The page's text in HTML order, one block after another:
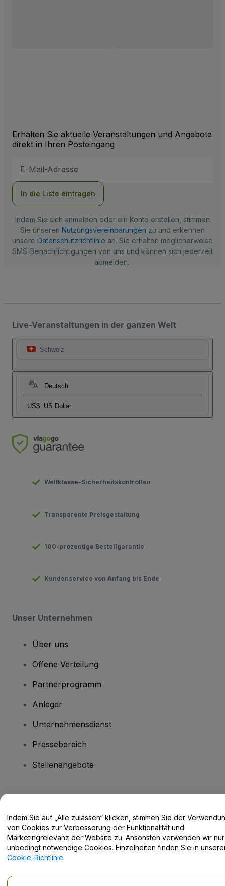
Erhalten Sie aktuelle Veranstaltungen und Angebote
direkt in Ihren Posteingang
Mail-
In die Liste eintragen
Indem Sie sich anmelden oder ein Konto erstellen, stimmen
Sie unseren Nutzungsvereinbarungen zu und erkennen
unsere Datenschutzrichtlinie an. Sie erhalten möglicherweise
SMS-Benachrichtigungen von uns und können sich jederzeit
abmelden.
Live-Veranstaltungen in der ganzen Welt
Schweiz
Deutsch
US$ US Dollar
Weltklasse-Sicherheitskontrollen
Transparente Preisgestaltung
100-prozentige Bestellgarantie
Kundenservice von Anfang bis Ende
Unser Unternehmen
Über uns
Offene Verteilung
Partnerprogramm
Anleger
Unternehmensdienst
Pressebereich
Stellenangebote
Hilfe-Center / Kontakt
Indem Sie auf „Alle zulassen“ klicken, stimmen Sie der
von Cookies zur Verbesserung der Funktionalität und
Marketingrelevanz der Website zu. Ansonsten verwenden wir nur
unbedingt notwendige Cookies. Einzelheiten finden Sie in
Cookie-Richtlinie.